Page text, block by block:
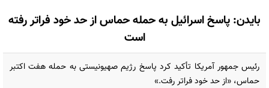
بایدن: پاسخ اسرائیل به حمله حماس از حد خود فراتر رفته
است
رئیس جمهور آمریکا تأکید کرد پاسخ رژیم صهیونیستی به حمله هفت اکتبر
حماس، «از حد خود فراتر رفت.»